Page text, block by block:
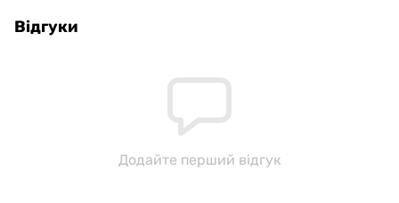
Відгуки
Додайте перший відгук